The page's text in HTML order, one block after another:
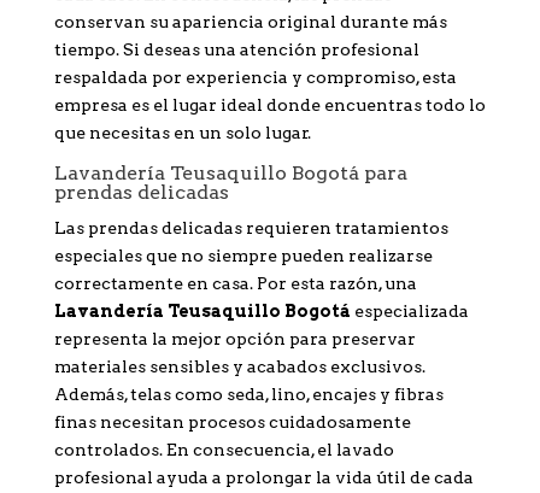
conservan su apariencia original durante más
tiempo. Si deseas una atención profesional
respaldada por experiencia y compromiso, esta
empresa es el lugar ideal donde encuentras todo lo
que necesitas en un solo lugar.
Lavandería Teusaquillo Bogotá para
prendas delicadas
Las prendas delicadas requieren tratamientos
especiales que no siempre pueden realizarse
correctamente en casa. Por esta razón, una
Lavandería Teusaquillo Bogotá especializada
representa la mejor opción para preservar
materiales sensibles y acabados exclusivos.
Además, telas como seda, lino, encajes y fibras
finas necesitan procesos cuidadosamente
controlados. En consecuencia, el lavado
profesional ayuda a prolongar la vida útil de cada